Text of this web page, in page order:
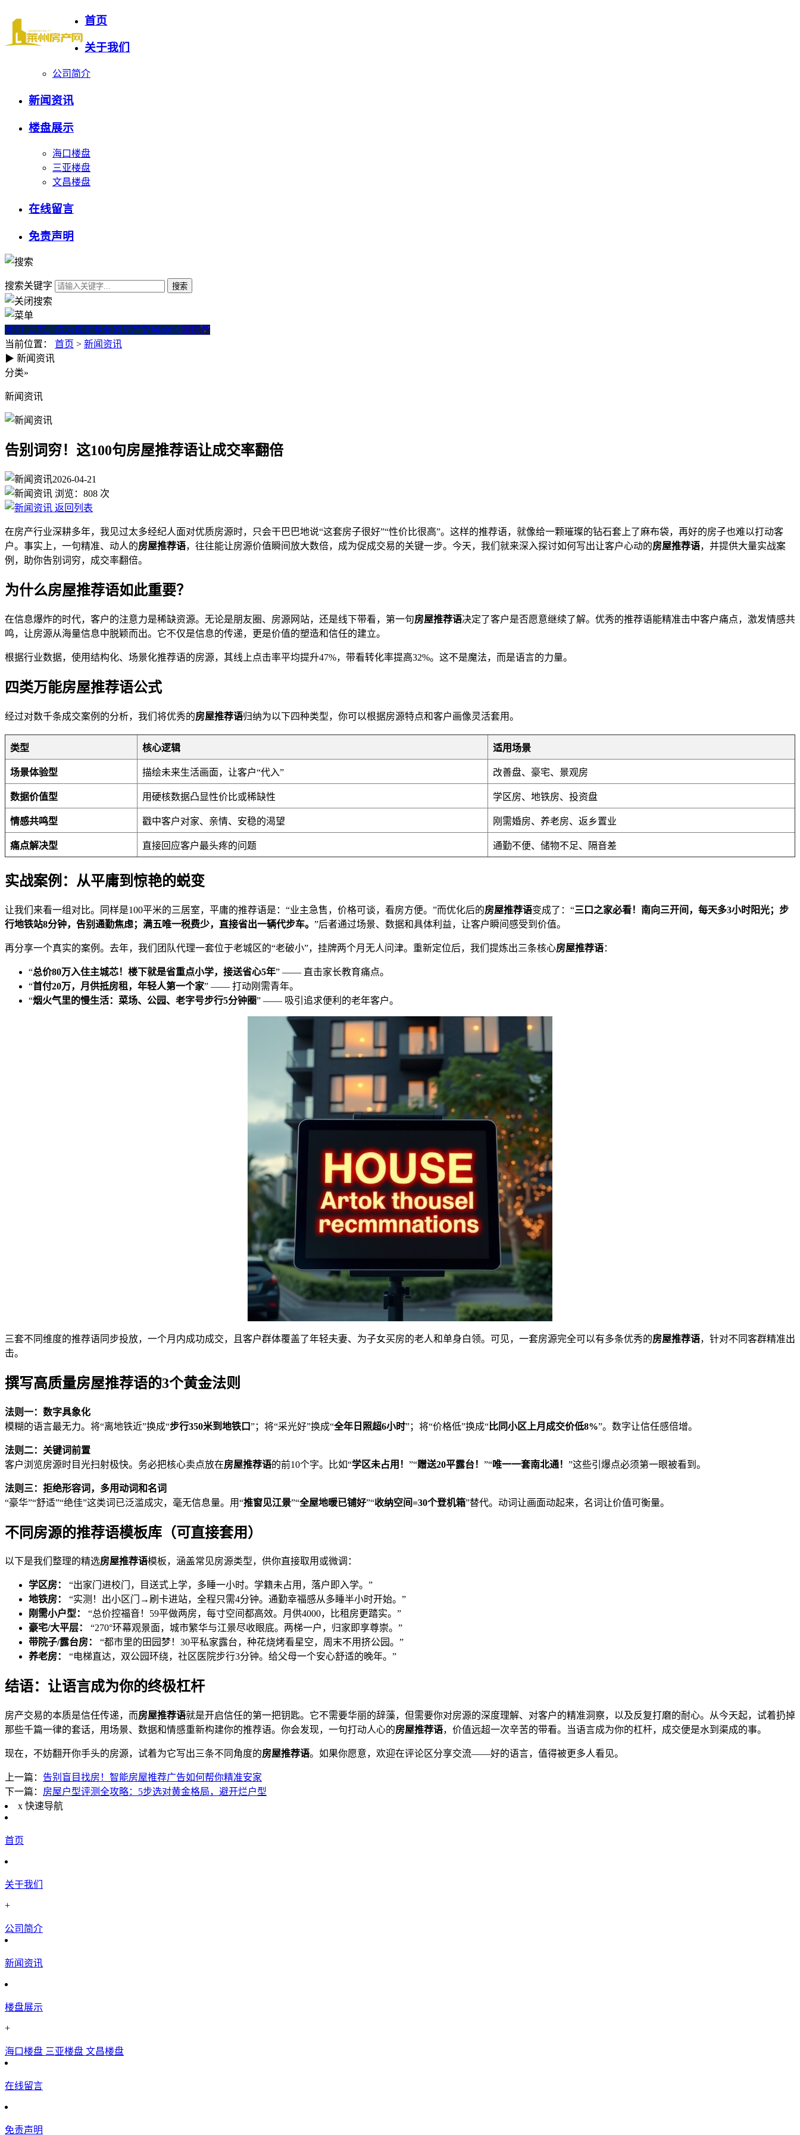
首页
关于我们
公司简介
新闻资讯
楼盘展示
海口楼盘
三亚楼盘
文昌楼盘
在线留言
免责声明
搜索关键字
我们·立志。成为真正专业的房产交易顾问 微房产
当前位置： 首页 > 新闻资讯
告别词穷！这100句房屋推荐语让成交率翻倍
▶ 新闻资讯
分类»
新闻资讯
告别词穷！这100句房屋推荐语让成交率翻倍
2026-04-21
浏览： 808 次
返回列表
在房产行业深耕多年，我见过太多经纪人面对优质房源时，只会干巴巴地说“这套房子很好”“性价比很高”。这样的推荐语，就像给一颗璀璨的钻石套上了麻布袋，再好的房子也难以打动客
户。事实上，一句精准、动人的房屋推荐语，往往能让房源价值瞬间放大数倍，成为促成交易的关键一步。今天，我们就来深入探讨如何写出让客户心动的房屋推荐语，并提供大量实战案
例，助你告别词穷，成交率翻倍。
为什么房屋推荐语如此重要？
在信息爆炸的时代，客户的注意力是稀缺资源。无论是朋友圈、房源网站，还是线下带看，第一句房屋推荐语决定了客户是否愿意继续了解。优秀的推荐语能精准击中客户痛点，激发情感共
鸣，让房源从海量信息中脱颖而出。它不仅是信息的传递，更是价值的塑造和信任的建立。
根据行业数据，使用结构化、场景化推荐语的房源，其线上点击率平均提升47%，带看转化率提高32%。这不是魔法，而是语言的力量。
四类万能房屋推荐语公式
经过对数千条成交案例的分析，我们将优秀的房屋推荐语归纳为以下四种类型，你可以根据房源特点和客户画像灵活套用。
类型 核心逻辑 适用场景
场景体验型 描绘未来生活画面，让客户“代入” 改善盘、豪宅、景观房
数据价值型 用硬核数据凸显性价比或稀缺性 学区房、地铁房、投资盘
情感共鸣型 戳中客户对家、亲情、安稳的渴望 刚需婚房、养老房、返乡置业
痛点解决型 直接回应客户最头疼的问题 通勤不便、储物不足、隔音差
实战案例：从平庸到惊艳的蜕变
让我们来看一组对比。同样是100平米的三居室，平庸的推荐语是：“业主急售，价格可谈，看房方便。”而优化后的房屋推荐语变成了：“三口之家必看！南向三开间，每天多3小时阳光；步
行地铁站8分钟，告别通勤焦虑；满五唯一税费少，直接省出一辆代步车。 ”后者通过场景、数据和具体利益，让客户瞬间感受到价值。
再分享一个真实的案例。去年，我们团队代理一套位于老城区的“老破小”，挂牌两个月无人问津。重新定位后，我们提炼出三条核心房屋推荐语：
“总价80万入住主城芯！楼下就是省重点小学，接送省心5年” —— 直击家长教育痛点。
“首付20万，月供抵房租，年轻人第一个家” —— 打动刚需青年。
“烟火气里的慢生活：菜场、公园、老字号步行5分钟圈” —— 吸引追求便利的老年客户。
三套不同维度的推荐语同步投放，一个月内成功成交，且客户群体覆盖了年轻夫妻、为子女买房的老人和单身白领。可见，一套房源完全可以有多条优秀的房屋推荐语，针对不同客群精准出
击。
撰写高质量房屋推荐语的3个黄金法则
法则一：数字具象化
模糊的语言最无力。将“离地铁近”换成“步行350米到地铁口”；将“采光好”换成“全年日照超6小时”；将“价格低”换成“ 比同小区上月成交价低8%”。数字让信任感倍增。
法则二：关键词前置
客户浏览房源时目光扫射极快。务必把核心卖点放在房屋推荐语的前10个字。比如“学区未占用！ ”“赠送20平露台！ ”“唯一一套南北通！ ”这些引爆点必须第一眼被看到。
法则三：拒绝形容词，多用动词和名词
“豪华”“舒适”“绝佳”这类词已泛滥成灾，毫无信息量。用“推窗见江景”“全屋地暖已铺好”“收纳空间=30个登机箱”替代。动词让画面动起来，名词让价值可衡量。
不同房源的推荐语模板库（可直接套用）
以下是我们整理的精选房屋推荐语模板，涵盖常见房源类型，供你直接取用或微调：
学区房：
“出家门进校门，目送式上学，多睡一小时。学籍未占用，落户即入学。”
地铁房：
“实测！出小区门→刷卡进站，全程只需4分钟。通勤幸福感从多睡半小时开始。”
刚需小户型：
“总价控福音！59平做两房，每寸空间都高效。月供4000，比租房更踏实。”
豪宅/大平层：
“270°环幕观景面，城市繁华与江景尽收眼底。两梯一户，归家即享尊崇。”
带院子/露台房：
“都市里的田园梦！30平私家露台，种花烧烤看星空，周末不用挤公园。”
养老房：
“电梯直达，双公园环绕，社区医院步行3分钟。给父母一个安心舒适的晚年。”
结语：让语言成为你的终极杠杆
房产交易的本质是信任传递，而房屋推荐语就是开启信任的第一把钥匙。它不需要华丽的辞藻，但需要你对房源的深度理解、对客户的精准洞察，以及反复打磨的耐心。从今天起，试着扔掉
那些千篇一律的套话，用场景、数据和情感重新构建你的推荐语。你会发现，一句打动人心的房屋推荐语，价值远超一次辛苦的带看。当语言成为你的杠杆，成交便是水到渠成的事。
现在，不妨翻开你手头的房源，试着为它写出三条不同角度的房屋推荐语。如果你愿意，欢迎在评论区分享交流——好的语言，值得被更多人看见。
上一篇： 告别盲目找房！智能房屋推荐广告如何帮你精准安家
下一篇： 房屋户型评测全攻略：5步选对黄金格局，避开烂户型
x 快速导航
首页
关于我们
+
公司简介
新闻资讯
楼盘展示
+
海口楼盘 三亚楼盘 文昌楼盘
在线留言
免责声明